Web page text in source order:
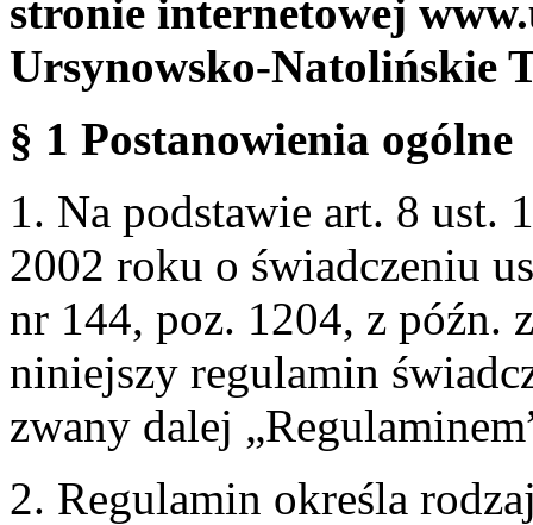
stronie internetowej
Ursynowsko-Natolińskie
§ 1 Postanowienia ogólne
1. Na podstawie art. 8 ust.
2002 roku o świadczeniu
nr 144, poz. 1204, z późn.
niniejszy regulamin
zwany dalej
2. Regulamin określa